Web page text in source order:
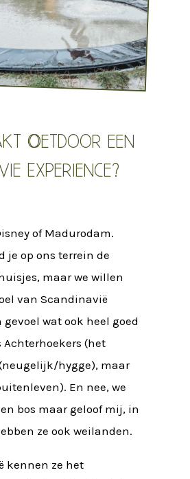
Oetdoor een
Experience?
of Madurodam.
je op ons terrein de
maar we willen
van Scandinavië
wat ook heel goed
(het
hygge), maar
En nee, we
bos maar geloof mij, in
ze ook weilanden.
kennen ze het